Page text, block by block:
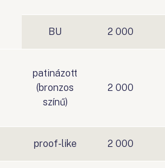
BU 2 000
patinázott
(bronzos
színű)
2 000
proof-like 2 000